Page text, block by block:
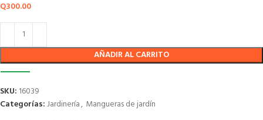
Q300.00
AÑADIR AL CARRITO
SKU: 16039
Categorías:Jardinería, Mangueras de jardín